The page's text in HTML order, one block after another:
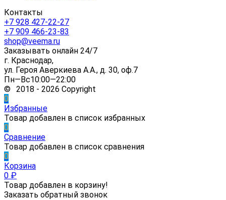
Контакты
+7 928 427-22-27
+7 909 466-23-83
shop@veema.ru
Заказывать онлайн 24/7
г. Краснодар,
ул. Героя Аверкиева А.А., д. 30, оф.7
Пн—Вс10:00—22:00
© 2018 - 2026 Copyright
0
Избранные
Товар добавлен в список избранных
0
Сравнение
Товар добавлен в список сравнения
0
Корзина
0 ₽
Товар добавлен в корзину!
Заказать обратный звонок